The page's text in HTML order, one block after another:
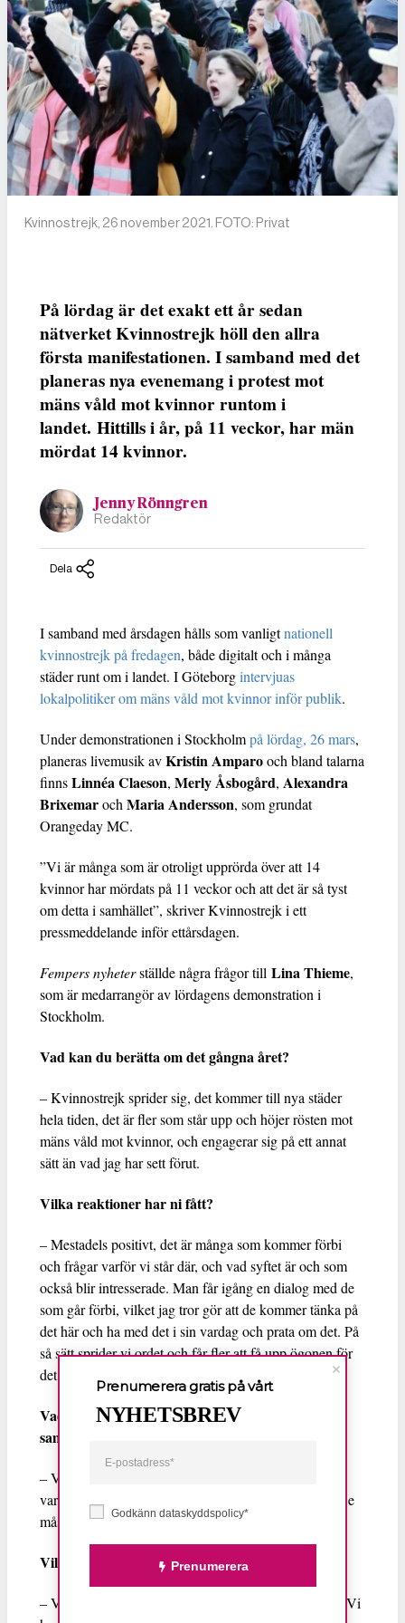
Kvinnostrejk, 26 november 2021. FOTO: Privat
På lördag är det exakt ett år sedan
nätverket Kvinnostrejk höll den allra
första manifestationen. I samband med det
planeras nya evenemang i protest mot
mäns våld mot kvinnor runtom i
landet. Hittills i år, på 11 veckor, har män
mördat 14 kvinnor.
Jenny Rönngren
Redaktör
Dela
I samband med årsdagen hålls som vanligtnationell
kvinnostrejk på fredagen, både digitalt och i många
städer runt om i landet. I Göteborgintervjuas
lokalpolitiker om mäns våld mot kvinnor inför publik.
Under demonstrationen i Stockholmpå lördag, 26 mars,
planeras livemusik avKristin Amparooch bland talarna
finnsLinnéa Claeson, Merly Åsbogård, Alexandra
BrixemarochMaria Andersson, som grundat
Orangeday MC.
”Vi är många som är otroligt upprörda över att 14
kvinnor har mördats på 11 veckor och att det är så tyst
om detta i samhället”, skriver Kvinnostrejk i ett
pressmeddelande inför ettårsdagen.
Fempers nyheterställde några frågor till Lina Thieme,
som är medarrangör av lördagens demonstration i
Stockholm.
Vad kan du berätta om det gångna året?
– Kvinnostrejk sprider sig, det kommer till nya städer
hela tiden, det är fler som står upp och höjer rösten mot
mäns våld mot kvinnor, och engagerar sig på ett annat
sätt än vad jag har sett förut.
Vilka reaktioner har ni fått?
– Mestadels positivt, det är många som kommer förbi
och frågar varför vi står där, och vad syftet är och som
också blir intresserade. Man får igång en dialog med de
som går förbi, vilket jag tror gör att de kommer tänka på
det här och ha med det i sin vardag och prata om det. På
så sätt sprider vi ordet och får fler att få upp ögonen för
det här.
Vad krävs för att fler ska se det här som ett stort
samhällsproblem?
– Vi måste nå ut till politikerna. Politikerna måste visa
var de står i det här också, prioritera och resurssätta. De
måste göra det till en valfråga.
Vilka vill du se på manifestationen på lördag?
– Vi vill såklart att alla ska komma och lyssna på oss. Vi
Godkänn dataskyddspolicy*
Prenumerera
Prenumerera gratis på vårt
NYHETSBREV